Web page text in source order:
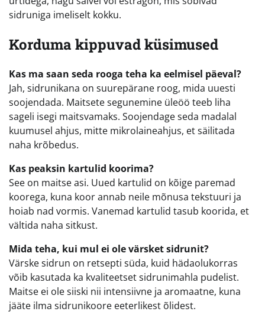
sidruniga imeliselt kokku.
Korduma kippuvad küsimused
Kas ma saan seda rooga teha ka eelmisel päeval?
Jah, sidrunikana on suurepärane roog, mida uuesti
soojendada. Maitsete segunemine üleöö teeb liha
sageli isegi maitsvamaks. Soojendage seda madalal
kuumusel ahjus, mitte mikrolaineahjus, et säilitada
naha krõbedus.
Kas peaksin kartulid koorima?
See on maitse asi. Uued kartulid on kõige paremad
koorega, kuna koor annab neile mõnusa tekstuuri ja
hoiab nad vormis. Vanemad kartulid tasub koorida, et
vältida naha sitkust.
Mida teha, kui mul ei ole värsket sidrunit?
Värske sidrun on retsepti süda, kuid hädaolukorras
võib kasutada ka kvaliteetset sidrunimahla pudelist.
Maitse ei ole siiski nii intensiivne ja aromaatne, kuna
jääte ilma sidrunikoore eeterlikest õlidest.